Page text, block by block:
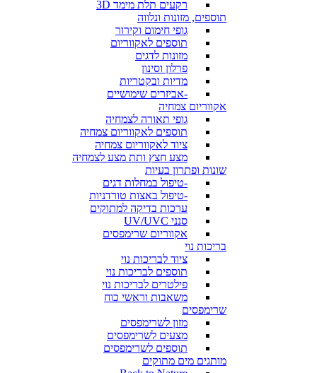
רקעים תלת מימד 3D
תוספים, מזונות ונלווה
גופי חימום וקירור
תוספים לאקווריום
מזונות לדגים
פרלון וסינון
מדיות ובקטריות
-אביזרים שימושיים
אקווריום צמחיה
גופי תאורה לצמחיה
תוספים לאקווריום צמחיה
ציוד לאקווריום צמחיה
מצע חצץ ותת מצע לצמחיה
שונות ופתרון בעיות
-טיפול במחלות דגים
-טיפול באצות טורדניות
ערכות בדיקה למתוקים
סנני UV/UVC
אקווריום שרימפסים
בריכות נוי
ציוד לבריכות נוי
תוספים לבריכות נוי
פילטרים לבריכות נוי
משאבות וראשי כוח
שרימפסים
מזון לשרימפסים
מצעים לשרימפסים
תוספים לשרימפסים
מותגים מים מתוקים